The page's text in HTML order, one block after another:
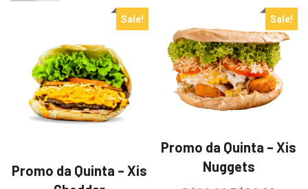
Sale!
Promo da Quinta – Xis
Sale!
Promo da Quinta – Xis
Nuggets